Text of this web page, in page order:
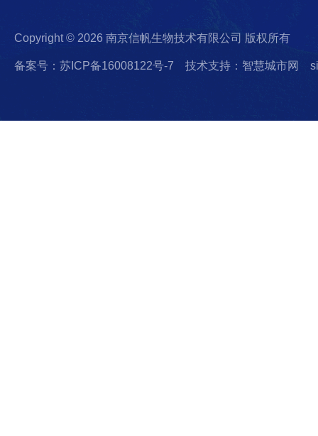
Copyright © 2026 南京信帆生物技术有限公司 版权所有
备案号：苏ICP备16008122号-7 技术支持：智慧城市网